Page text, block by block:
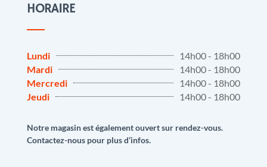
HORAIRE
Lundi
14h00 - 18h00
Mardi
14h00 - 18h00
Mercredi
14h00 - 18h00
Jeudi
14h00 - 18h00
Notre magasin est également ouvert sur rendez-vous.
Contactez-nous pour plus d’infos.